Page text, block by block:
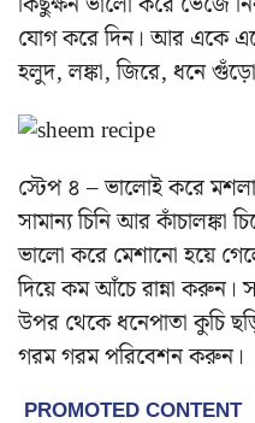
যোগ করে দিন। আর একে
হলুদ, লঙ্কা, জিরে, ধনে
স্টেপ ৪ – ভালোই করে
সামান্য চিনি আর কাঁচালঙ্কা
ভালো করে মেশানো হয়ে
দিয়ে কম আঁচে রান্না করুন।
উপর থেকে ধনেপাতা কুচি
গরম গরম পরিবেশন করুন।